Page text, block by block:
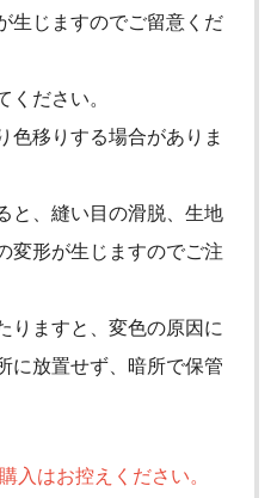
生じますのでご留意くだ
ださい。
色移りする場合がありま
と、縫い目の滑脱、生地
変形が生じますのでご注
りますと、変色の原因に
に放置せず、暗所で保管
はお控えください。